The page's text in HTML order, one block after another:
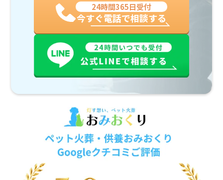
24時間365日受付
今すぐ電話で相談する